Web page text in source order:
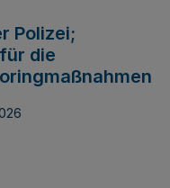
Polizei;
die